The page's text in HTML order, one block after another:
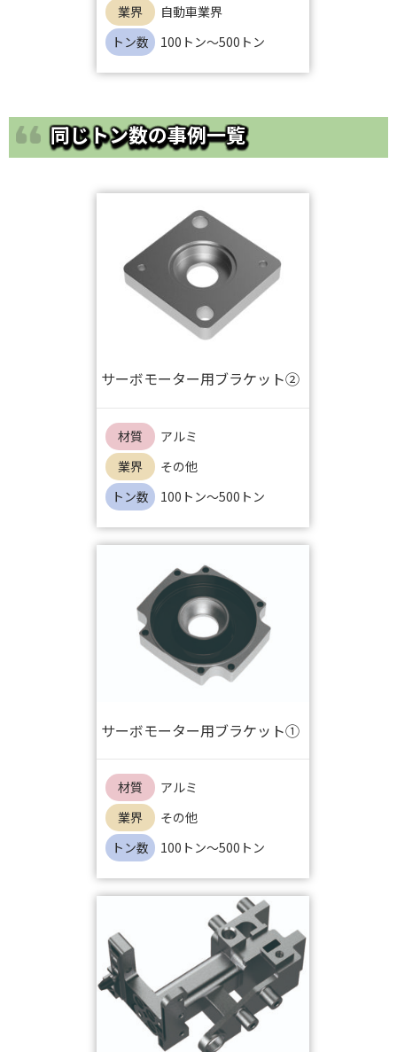
業界
自動車業界
トン数
100トン～500トン
同じトン数の事例一覧
サーボモーター用ブラケット②
材質
アルミ
業界
その他
トン数
100トン～500トン
サーボモーター用ブラケット①
材質
アルミ
業界
その他
トン数
100トン～500トン